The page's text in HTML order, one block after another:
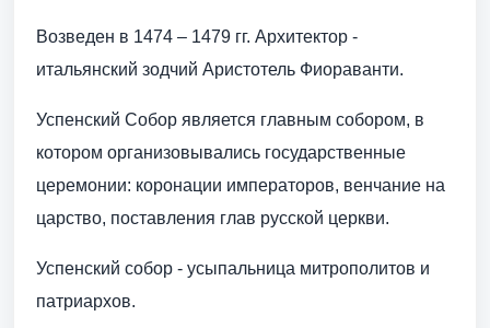
Возведен в 1474 – 1479 гг. Архитектор -
итальянский зодчий Аристотель Фиораванти.
Успенский Собор является главным собором, в
котором организовывались государственные
церемонии: коронации императоров, венчание на
царство, поставления глав русской церкви.
Успенский собор - усыпальница митрополитов и
патриархов.